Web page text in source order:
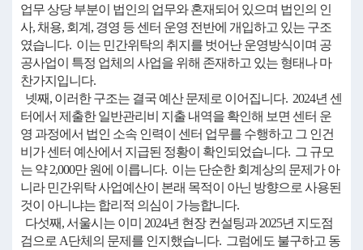
업무 상당 부분이 법인의 업무와 혼재되어 있으며 법인의 인
사, 채용, 회계, 경영 등 센터 운영 전반에 개입하고 있는 구조
였습니다. 이는 민간위탁의 취지를 벗어난 운영방식이며 공
공사업이 특정 업체의 사업을 위해 존재하고 있는 형태나 마
찬가지입니다.
넷째, 이러한 구조는 결국 예산 문제로 이어집니다. 2024년 센
터에서 제출한 일반관리비 지출 내역을 확인해 보면 센터 운
영 과정에서 법인 소속 인력이 센터 업무를 수행하고 그 인건
비가 센터 예산에서 지급된 정황이 확인되었습니다. 그 규모
는 약 2,000만 원에 이릅니다. 이는 단순한 회계상의 문제가 아
니라 민간위탁 사업예산이 본래 목적이 아닌 방향으로 사용된
것이 아니냐는 합리적 의심이 가능합니다.
다섯째, 서울시는 이미 2024년 현장 컨설팅과 2025년 지도점
검으로 A단체의 문제를 인지했습니다. 그럼에도 불구하고 동